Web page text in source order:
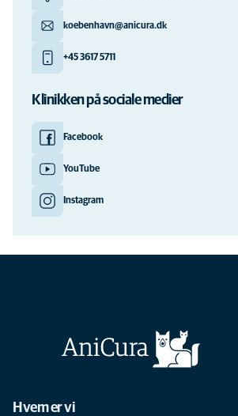
koebenhavn@anicura.dk
+45 3617 5711
Klinikken på sociale medier
Facebook
YouTube
Instagram
Hvem er vi